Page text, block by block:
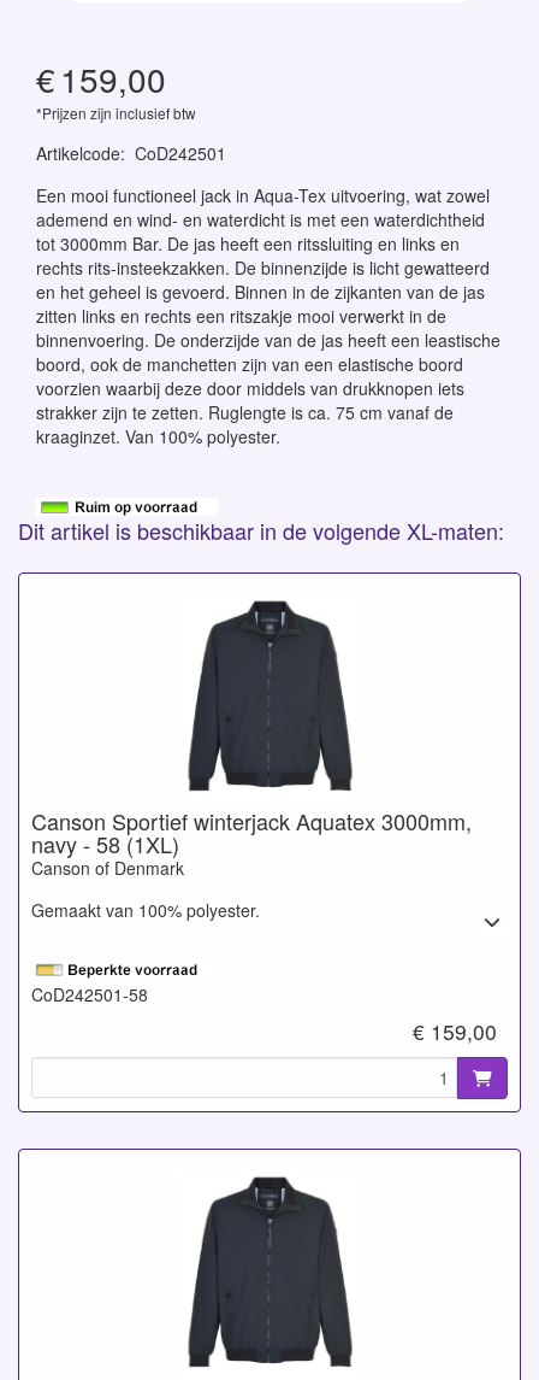
€159,00
*Prijzen zijn inclusief btw
Artikelcode: CoD242501
Een mooi functioneel jack in Aqua-Tex uitvoering, wat zowel
ademend en wind- en waterdicht is met een waterdichtheid
tot 3000mm Bar. De jas heeft een ritssluiting en links en
rechts rits-insteekzakken. De binnenzijde is licht gewatteerd
en het geheel is gevoerd. Binnen in de zijkanten van de jas
zitten links en rechts een ritszakje mooi verwerkt in de
binnenvoering. De onderzijde van de jas heeft een leastische
boord, ook de manchetten zijn van een elastische boord
voorzien waarbij deze door middels van drukknopen iets
strakker zijn te zetten. Ruglengte is ca. 75 cm vanaf de
kraaginzet. Van 100% polyester.
Dit artikel is beschikbaar in de volgende XL-maten:
Canson Sportief winterjack Aquatex 3000mm,
navy - 58 (1XL)
Canson of Denmark
Gemaakt van 100% polyester.
CoD242501-58
€ 159,00